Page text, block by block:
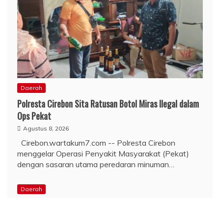
Daerah
Polresta Cirebon Sita Ratusan Botol Miras Ilegal dalam
Ops Pekat
Agustus 8, 2026
Cirebon.wartakum7.com -- Polresta Cirebon
menggelar Operasi Penyakit Masyarakat (Pekat)
dengan sasaran utama peredaran minuman…
Daerah